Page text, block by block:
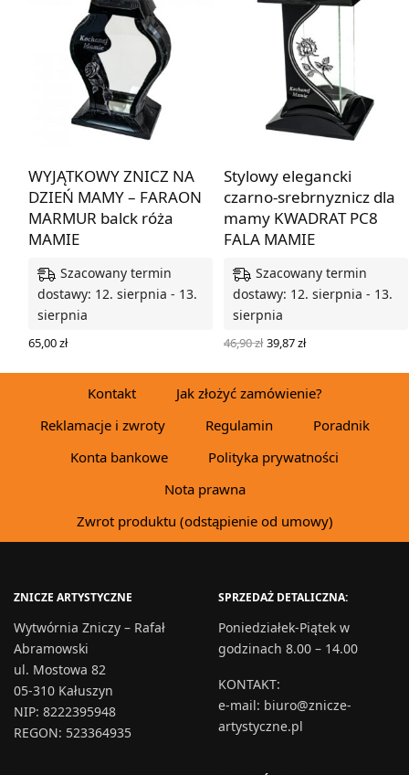
WYJĄTKOWY ZNICZ NA
DZIEŃ MAMY – FARAON
MARMUR balck róża
MAMIE
Szacowany termin
dostawy: 12. sierpnia - 13.
sierpnia
65,00zł
Stylowy elegancki
czarno-srebrnyznicz dla
mamy KWADRAT PC8
FALA MAMIE
Szacowany termin
dostawy: 12. sierpnia - 13.
sierpnia
46,90zł Pierwotna
cena
wynosiła:
46,90 zł.
39,87złAktualna
wynosi:
39,87 zł.
Kontakt
Jak złożyć zamówienie?
Reklamacje i zwroty
Regulamin
Poradnik
Konta bankowe
Polityka prywatności
Nota prawna
Zwrot produktu (odstąpienie od umowy)
ZNICZE ARTYSTYCZNE
Wytwórnia Zniczy – Rafał
Abramowski
ul. Mostowa 82
05-310 Kałuszyn
NIP: 8222395948
REGON: 523364935
SPRZEDAŻ DETALICZNA:
Poniedziałek-Piątek w
godzinach 8.00 – 14.00
KONTAKT:
e-mail: biuro@znicze-
artystyczne.pl